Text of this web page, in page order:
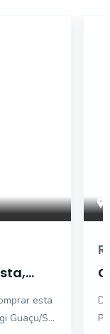
esta
Guaçu/SP,